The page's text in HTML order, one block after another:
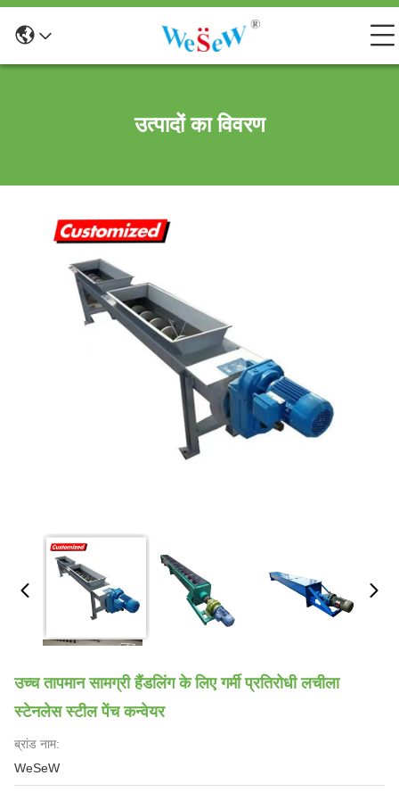
उत्पादों का विवरण
उच्च तापमान सामग्री हैंडलिंग के लिए गर्मी प्रतिरोधी लचीला
स्टेनलेस स्टील पेंच कन्वेयर
ब्रांड नाम:
WeSeW